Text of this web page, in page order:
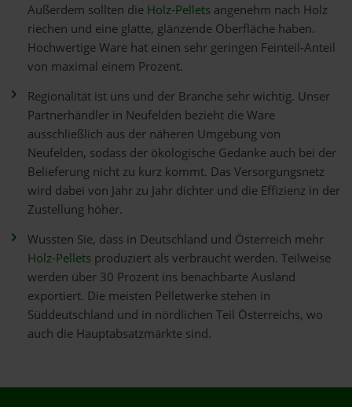
Außerdem sollten die Holz-Pellets angenehm nach Holz
riechen und eine glatte, glänzende Oberfläche haben.
Hochwertige Ware hat einen sehr geringen Feinteil-Anteil
von maximal einem Prozent.
Regionalität ist uns und der Branche sehr wichtig. Unser
Partnerhändler in Neufelden bezieht die Ware
ausschließlich aus der näheren Umgebung von
Neufelden, sodass der ökologische Gedanke auch bei der
Belieferung nicht zu kurz kommt. Das Versorgungsnetz
wird dabei von Jahr zu Jahr dichter und die Effizienz in der
Zustellung höher.
Wussten Sie, dass in Deutschland und Österreich mehr
Holz-Pellets produziert als verbraucht werden. Teilweise
werden über 30 Prozent ins benachbarte Ausland
exportiert. Die meisten Pelletwerke stehen in
Süddeutschland und in nördlichen Teil Österreichs, wo
auch die Hauptabsatzmärkte sind.